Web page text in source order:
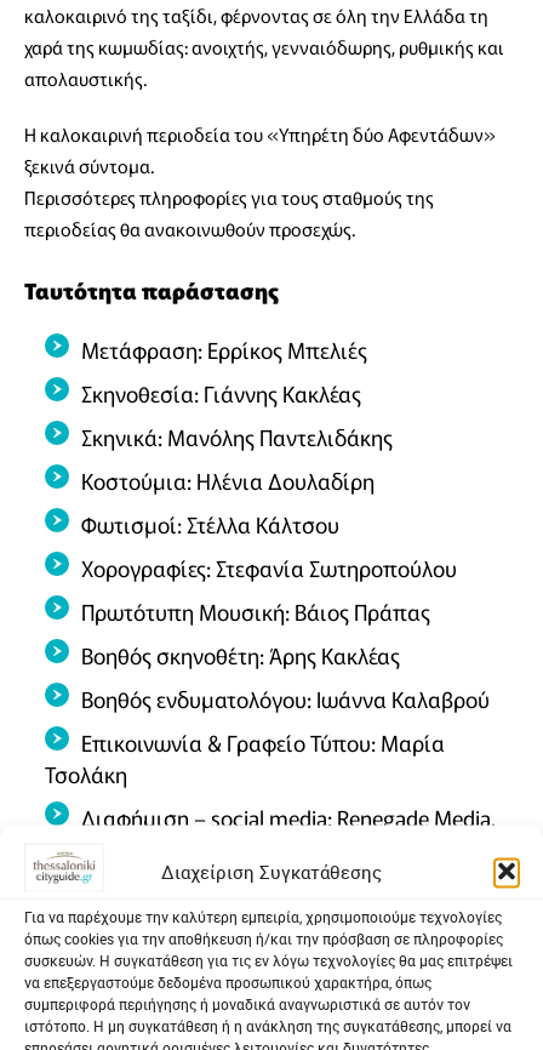
Διαχείριση Συγκατάθεσης
Για να παρέχουμε την καλύτερη εμπειρία, χρησιμοποιούμε τεχνολογίες
όπως cookies για την αποθήκευση ή/και την πρόσβαση σε πληροφορίες
συσκευών. Η συγκατάθεση για τις εν λόγω τεχνολογίες θα μας επιτρέψει
να επεξεργαστούμε δεδομένα προσωπικού χαρακτήρα, όπως
συμπεριφορά περιήγησης ή μοναδικά αναγνωριστικά σε αυτόν τον
ιστότοπο. Η μη συγκατάθεση ή η ανάκληση της συγκατάθεσης, μπορεί να
καλοκαιρινό της ταξίδι, φέρνοντας σε όλη την Ελλάδα τη
χαρά της κωμωδίας: ανοιχτής, γενναιόδωρης, ρυθμικής και
απολαυστικής.
Η καλοκαιρινή περιοδεία του «Υπηρέτη δύο Αφεντάδων»
ξεκινά σύντομα.
Περισσότερες πληροφορίες για τους σταθμούς της
περιοδείας θα ανακοινωθούν προσεχώς.
Ταυτότητα παράστασης
Μετάφραση: Ερρίκος Μπελιές
Σκηνοθεσία: Γιάννης Κακλέας
Σκηνικά: Μανόλης Παντελιδάκης
Κοστούμια: Ηλένια Δουλαδίρη
Φωτισμοί: Στέλλα Κάλτσου
Χορογραφίες: Στεφανία Σωτηροπούλου
Πρωτότυπη Μουσική: Βάιος Πράπας
Βοηθός σκηνοθέτη: Άρης Κακλέας
Βοηθός ενδυματολόγου: Ιωάννα Καλαβρού
Επικοινωνία & Γραφείο Τύπου: Μαρία
Τσολάκη
Διαφήμιση – social media: Renegade Media,
Βασίλης Ζαρκαδούλας
Διεύθυνση Παραγωγής: Έφη Πανουργιά,
Μοίρα Αγνή , Αλεξάνδρα Μήτσου
Φωτογραφίες promo: Ελίνα Γιουνανλή
Φωτογραφίες παράστασης: Πάτροκλος
Σκαφίδας